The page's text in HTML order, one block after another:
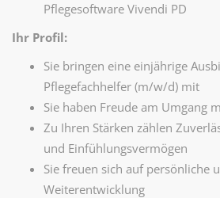
Pflegesoftware Vivendi PD
Ihr Profil:
Sie bringen eine einjährige
Pflegefachhelfer (m/w/d) mit
Sie haben Freude am Umgang
Zu Ihren Stärken zählen
und Einfühlungsvermögen
Sie freuen sich auf persönliche
Weiterentwicklung